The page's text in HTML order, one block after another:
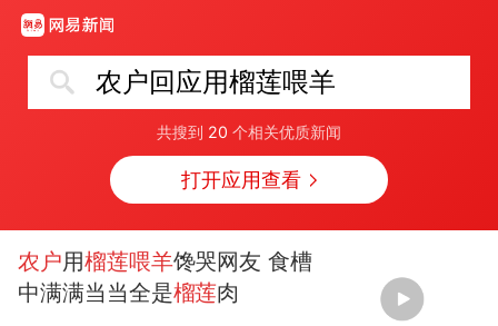
农户回应用榴莲喂羊
共搜到 20 个相关优质新闻
打开应用查看
农户用榴莲喂羊馋哭网友 食槽
中满满当当全是榴莲肉